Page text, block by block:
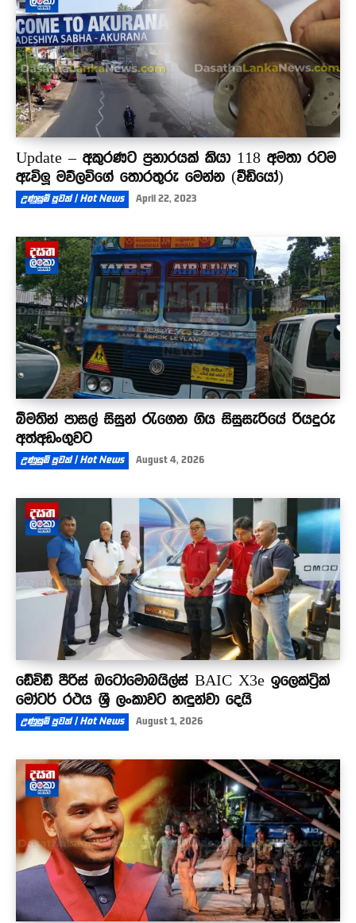
Update – අකුරණට ප්‍රහාරයක් කියා 118 අමතා රටම
ඇවිලූ මව්ලවිගේ තොරතුරු මෙන්න (වීඩියෝ)
උණුසුම් පුවත් | Hot News April 22, 2023
බීමතින් පාසල් සිසුන් රැගෙන ගිය සිසුසැරියේ රියදුරු
අත්අඩංගුවට
උණුසුම් පුවත් | Hot News August 4, 2026
ඩේවිඩ් පීරිස් ඔටෝමොබයිල්ස් BAIC X3e ඉලෙක්ට්‍රික්
මෝටර් රථය ශ්‍රී ලංකාවට හඳුන්වා දෙයි
උණුසුම් පුවත් | Hot News August 1, 2026